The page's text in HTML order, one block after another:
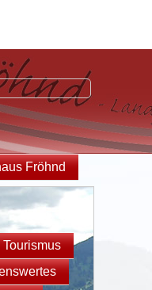
Fröhnd
Tourismus